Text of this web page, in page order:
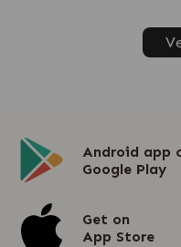
Android app
Google Play
Get on
App Store